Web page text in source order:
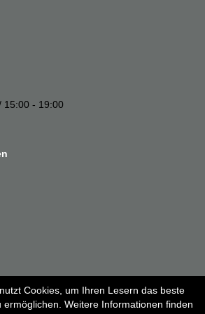
- 19:00
Cookies, um Ihren Lesern das beste
ermöglichen. Weitere Informationen finden